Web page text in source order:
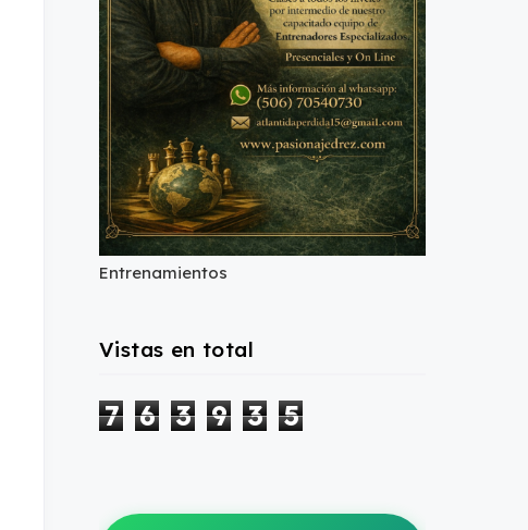
Entrenamientos
Vistas en total
7 6 3 9 3 5